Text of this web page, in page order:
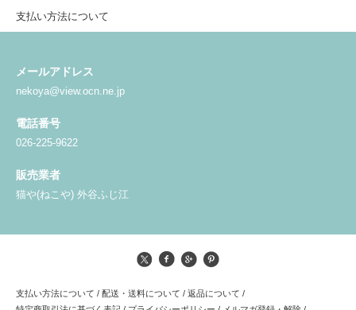
支払い方法について
メールアドレス
nekoya@view.ocn.ne.jp
電話番号
026-225-9622
販売業者
猫や(ねこや) 外谷ふじ江
支払い方法について / 配送・送料について / 返品について /